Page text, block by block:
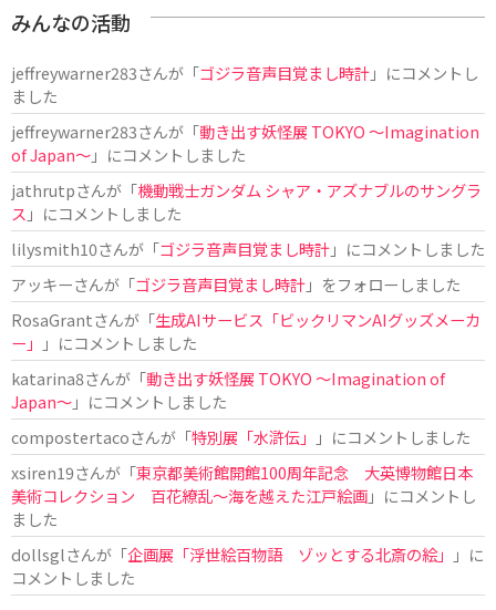
みんなの活動
jeffreywarner283さんが「ゴジラ音声目覚まし時計」にコメントし
ました
jeffreywarner283さんが「動き出す妖怪展 TOKYO 〜Imagination
of Japan〜」にコメントしました
jathrutpさんが「機動戦士ガンダム シャア・アズナブルのサングラ
ス 」にコメントしました
lilysmith10さんが「ゴジラ音声目覚まし時計」にコメントしました
アッキーさんが「ゴジラ音声目覚まし時計」をフォローしました
RosaGrantさんが「生成AIサービス「ビックリマンAIグッズメーカ
ー」
」にコメントしました
katarina8さんが「動き出す妖怪展 TOKYO 〜Imagination of
Japan〜」にコメントしました
compostertacoさんが「特別展「水滸伝」
」にコメントしました
xsiren19さんが「東京都美術館開館100周年記念 大英博物館日本
美術コレクション 百花繚乱～海を越えた江戸絵画」にコメントし
ました
dollsglさんが「企画展「浮世絵百物語 ゾッとする北斎の絵」
」に
コメントしました